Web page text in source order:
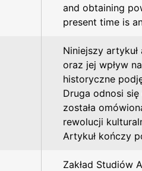
and obtaining
present time is
Niniejszy
oraz jej wpływ
historyczne
Druga odnosi
została
rewolucji
Artykuł kończy
Zakład Studiów